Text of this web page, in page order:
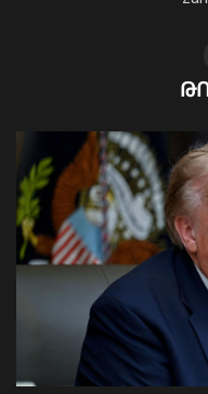
Ստեփանավան,
մի շարք
05 Օգոստոս, 2026 22:36
Ի՞նչ ուղերձ էր ոտքի
Աղաջանյանը`